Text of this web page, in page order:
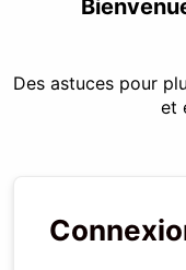
Des astuces pour